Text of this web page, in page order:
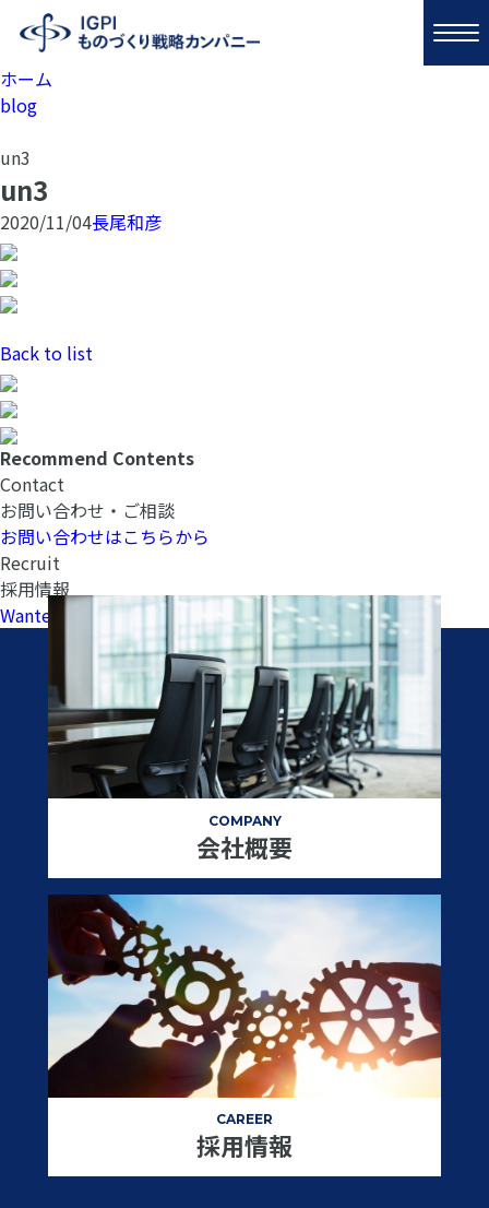
ホーム
blog
un3
un3
2020/11/04長尾和彦
Back to list
Recommend Contents
Contact
お問い合わせ・ご相談
お問い合わせはこちらから
Recruit
採用情報
Wantedlyへ
COMPANY
会社概要
CAREER
採用情報